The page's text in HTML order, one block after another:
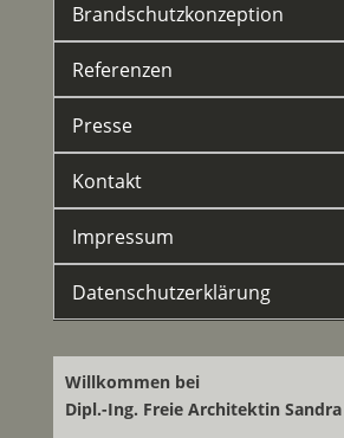
Brandschutzkonzeption
Referenzen
Presse
Kontakt
Impressum
Datenschutzerklärung
Willkommen bei
Dipl.-Ing. Freie Architektin